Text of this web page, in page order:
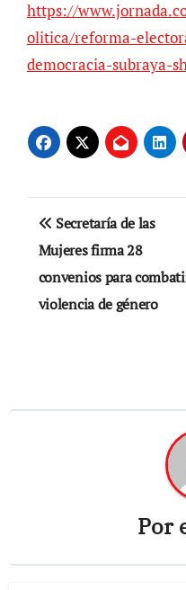
https://
olitica/reforma-
democracia-subraya-
Navegación
de
entradas
Secretaría de las
Mujeres firma 28
convenios para
violencia de género
Por